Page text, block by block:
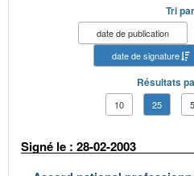
Tri par
date de publication
date de signature
Résultats
10 25
Signé le : 28-02-2003